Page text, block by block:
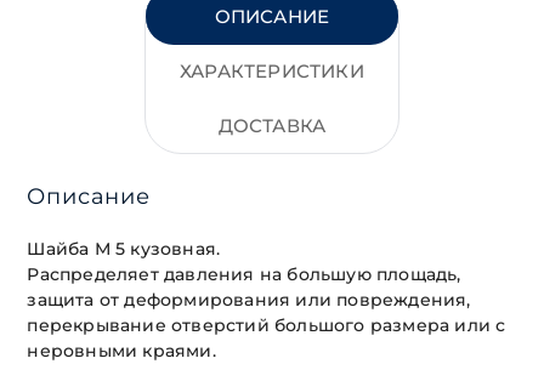
ОПИСАНИЕ
ХАРАКТЕРИСТИКИ
ДОСТАВКА
Описание
Шайба М 5 кузовная.
Распределяет давления на большую площадь,
защита от деформирования или повреждения,
перекрывание отверстий большого размера или с
неровными краями.